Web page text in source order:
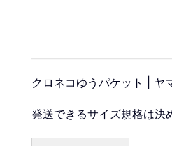
クロネコゆうパケット | ヤ
発送できるサイズ規格は決